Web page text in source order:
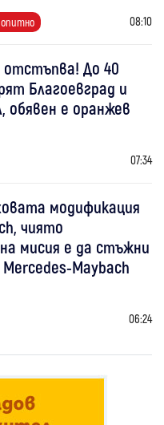
08:10
До 40
Благоевград и
обявен е оранжев
07:34
модификация
чиято
мисия е да стъжни
Maybach
06:24